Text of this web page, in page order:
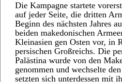
Die Kampagne startete
auf jeder Seite, die dritten
Beginn des nächsten Jahres
beiden makedonischen
Kleinasien gen Osten vor, in
persischen Großreichs. Die
Palästina wurde von den
genommen und wechselte
setzten sich unterdessen mit